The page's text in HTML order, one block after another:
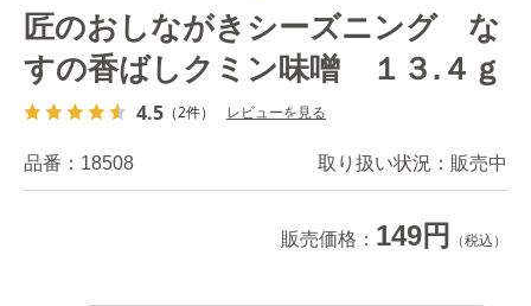
匠のおしながきシーズニング な
すの香ばしクミン味噌 １３.４ｇ
4.5 （2件） レビューを見る
品番： 18508 取り扱い状況： 販売中
販売価格： 149円 （税込）